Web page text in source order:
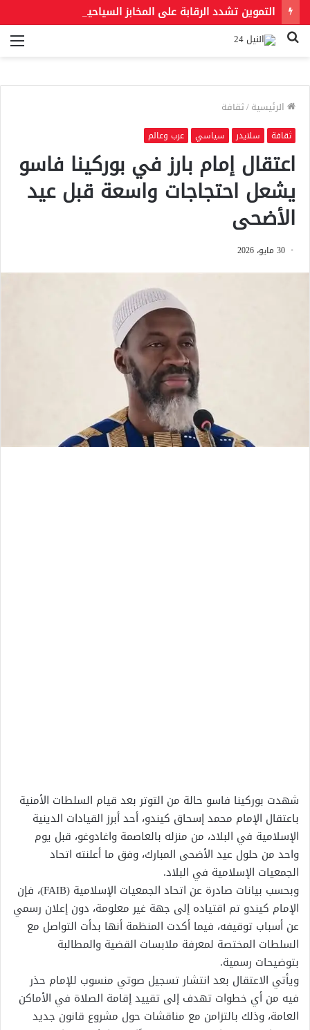
بحث
الرئيسية/ثقافة
ثقافة سلايدر سياسي عرب وعالم
اعتقال إمام بارز في بوركينا فاسو
يشعل احتجاجات واسعة قبل عيد
الأضحى
30 مايو، 2026
شهدت بوركينا فاسو حالة من التوتر بعد قيام السلطات الأمنية
باعتقال الإمام محمد إسحاق كيندو، أحد أبرز القيادات الدينية
الإسلامية في البلاد، من منزله بالعاصمة واغادوغو، قبل يوم
واحد من حلول عيد الأضحى المبارك، وفق ما أعلنته اتحاد
الجمعيات الإسلامية في البلاد.
وبحسب بيانات صادرة عن اتحاد الجمعيات الإسلامية (FAIB)، فإن
الإمام كيندو تم اقتياده إلى جهة غير معلومة، دون إعلان رسمي
عن أسباب توقيفه، فيما أكدت المنظمة أنها بدأت التواصل مع
السلطات المختصة لمعرفة ملابسات القضية والمطالبة
بتوضيحات رسمية.
ويأتي الاعتقال بعد انتشار تسجيل صوتي منسوب للإمام حذر
فيه من أي خطوات تهدف إلى تقييد إقامة الصلاة في الأماكن
العامة، وذلك بالتزامن مع مناقشات حول مشروع قانون جديد